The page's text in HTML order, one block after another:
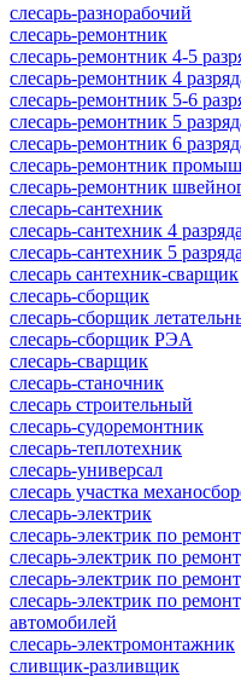
слесарь-разнорабочий
слесарь-ремонтник
слесарь-ремонтник 4-5
слесарь-ремонтник 4
слесарь-ремонтник 5-6
слесарь-ремонтник 5
слесарь-ремонтник 6
слесарь-ремонтник
слесарь-ремонтник
слесарь-сантехник
слесарь-сантехник 4 разряда
слесарь-сантехник 5 разряда
слесарь сантехник-сварщик
слесарь-сборщик
слесарь-сборщик
слесарь-сборщик РЭА
слесарь-сварщик
слесарь-станочник
слесарь строительный
слесарь-судоремонтник
слесарь-теплотехник
слесарь-универсал
слесарь участка
слесарь-электрик
слесарь-электрик по
слесарь-электрик по
слесарь-электрик по
слесарь-электрик по
автомобилей
слесарь-электромонтажник
сливщик-разливщик